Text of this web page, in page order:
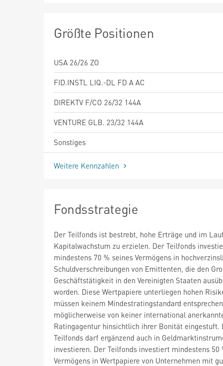
Größte Positionen
USA 26/26 ZO
FID.INSTL LIQ.-DL FD A AC
DIREKTV F/CO 26/32 144A
VENTURE GLB. 23/32 144A
Sonstiges
Weitere Kennzahlen
Fondsstrategie
Der Teilfonds ist bestrebt, hohe Erträge und im
Kapitalwachstum zu erzielen. Der Teilfonds
mindestens 70 % seines Vermögens in
Schuldverschreibungen von Emittenten, die den
Geschäftstätigkeit in den Vereinigten Staaten
worden. Diese Wertpapiere unterliegen hohen
müssen keinem Mindestratingstandard
möglicherweise von keiner international
Ratingagentur hinsichtlich ihrer Bonität eingestuft.
Teilfonds darf ergänzend auch in
investieren. Der Teilfonds investiert mindestens 50
Vermögens in Wertpapiere von Unternehmen mit